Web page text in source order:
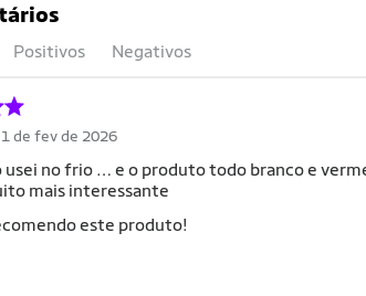
Positivos Negativos
1 de fev de 2026
usei no frio … e o produto todo branco e
mais interessante
este produto!